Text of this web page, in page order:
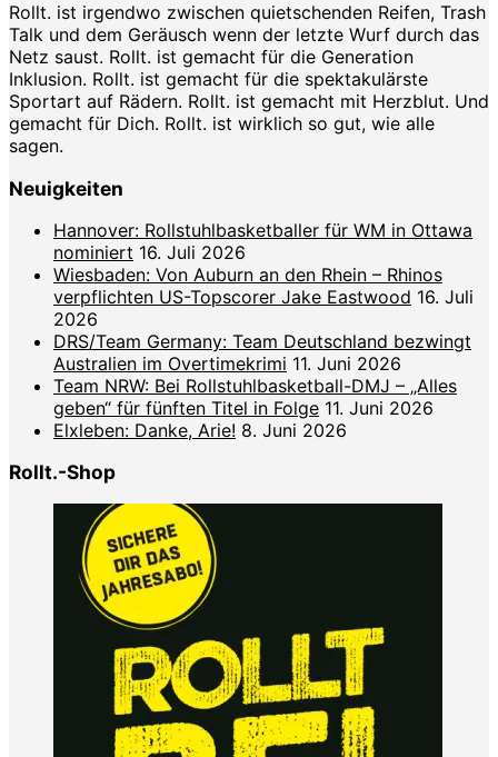
Rollt. ist irgendwo zwischen quietschenden Reifen, Trash
Talk und dem Geräusch wenn der letzte Wurf durch das
Netz saust. Rollt. ist gemacht für die Generation
Inklusion. Rollt. ist gemacht für die spektakulärste
Sportart auf Rädern. Rollt. ist gemacht mit Herzblut. Und
gemacht für Dich. Rollt. ist wirklich so gut, wie alle
sagen.
Neuigkeiten
Hannover: Rollstuhlbasketballer für WM in Ottawa
nominiert 16. Juli 2026
Wiesbaden: Von Auburn an den Rhein – Rhinos
verpflichten US-Topscorer Jake Eastwood 16. Juli
2026
DRS/Team Germany: Team Deutschland bezwingt
Australien im Overtimekrimi 11. Juni 2026
Team NRW: Bei Rollstuhlbasketball-DMJ – „Alles
geben“ für fünften Titel in Folge 11. Juni 2026
Elxleben: Danke, Arie! 8. Juni 2026
Rollt.-Shop